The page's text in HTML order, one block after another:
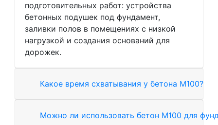
подготовительных работ: устройства
бетонных подушек под фундамент,
заливки полов в помещениях с низкой
нагрузкой и создания оснований для
дорожек.
Какое время схватывания у бетона М100?
Можно ли использовать бетон М100 для